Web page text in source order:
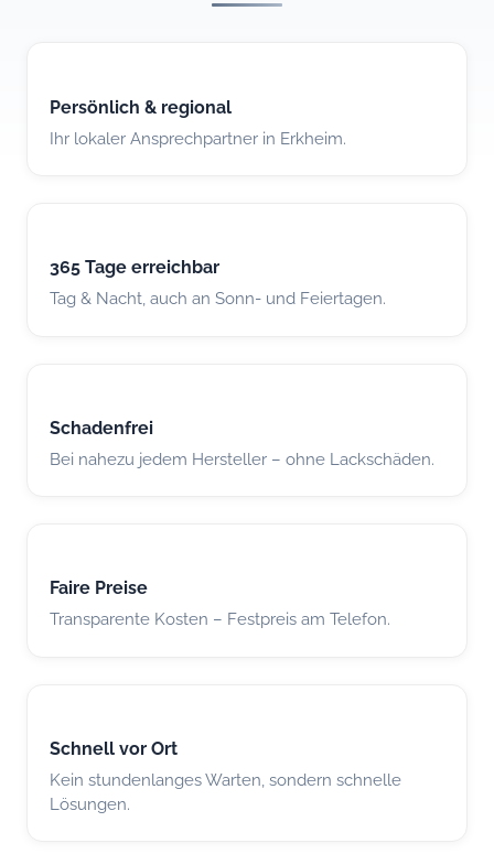
Persönlich & regional
Ihr lokaler Ansprechpartner in Erkheim.
365 Tage erreichbar
Tag & Nacht, auch an Sonn- und Feiertagen.
Schadenfrei
Bei nahezu jedem Hersteller – ohne Lackschäden.
Faire Preise
Transparente Kosten – Festpreis am Telefon.
Schnell vor Ort
Kein stundenlanges Warten, sondern schnelle
Lösungen.